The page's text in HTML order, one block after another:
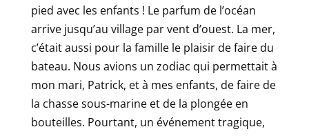
pied avec les enfants ! Le parfum de l’océan
arrive jusqu’au village par vent d’ouest. La mer,
c’était aussi pour la famille le plaisir de faire du
bateau. Nous avions un zodiac qui permettait à
mon mari, Patrick, et à mes enfants, de faire de
la chasse sous-marine et de la plongée en
bouteilles. Pourtant, un événement tragique,